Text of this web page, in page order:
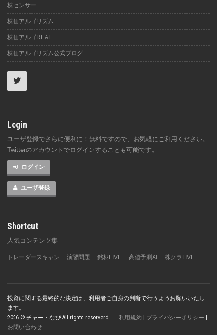
株センサー
株価アルゴリズム
株価アルゴREAL
株価アルゴリズム公式ブログ
Login
ユーザ登録でさらに便利に！無料ですので、お気軽にご利用ください。
Twitterのアカウントでログインすることも可能です。
ログイン
ユーザ登録
Shortcut
人気コンテンツ集
トレーダースキャン 演習問題 銘柄LIVE 高値予測AI 株クラLIVE
投資に関する最終的な決定は、利用者ご自身の判断で行うようお願いいたし
ます。
2026 © チャートなび All rights reserverd. 利用規約 プライバシーポリシー
お問い合わせ